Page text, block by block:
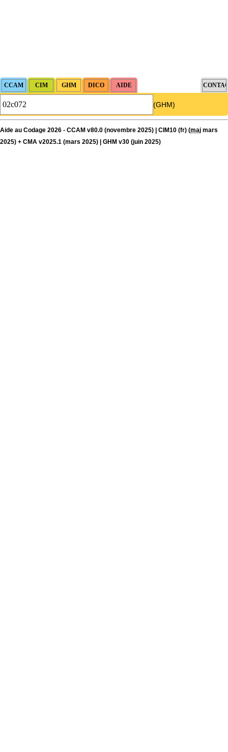
(GHM)
Aide au Codage 2026 - CCAM v80.0 (novembre 2025) | CIM10 (fr) (maj mars
2025) + CMA v2025.1 (mars 2025) | GHM v30 (juin 2025)